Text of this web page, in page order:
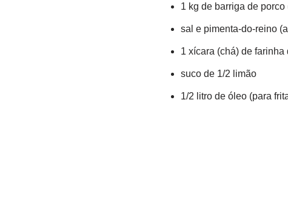
1 kg de barriga de porco
sal e pimenta-do-reino
1 xícara (chá) de farinha
suco de 1/2 limão
1/2 litro de óleo (para